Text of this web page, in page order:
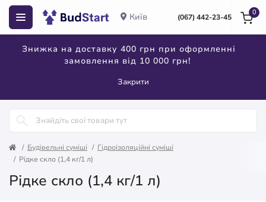
Київ (067) 442-23-45
Знижка на доставку 400 грн при оформленні
замовлення від 10 000 грн!
Закрити
0
Будівельні суміші
Гідроізоляційні суміші
Рідке скло (1,4 кг/1 л)
Рідке скло (1,4 кг/1 л)